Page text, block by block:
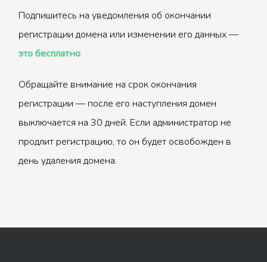
Подпишитесь на уведомления об окончании
регистрации домена или изменении его данных —
это бесплатно
Обращайте внимание на срок окончания
регистрации — после его наступления домен
выключается на 30 дней. Если администратор не
продлит регистрацию, то он будет освобожден в
день удаления домена.